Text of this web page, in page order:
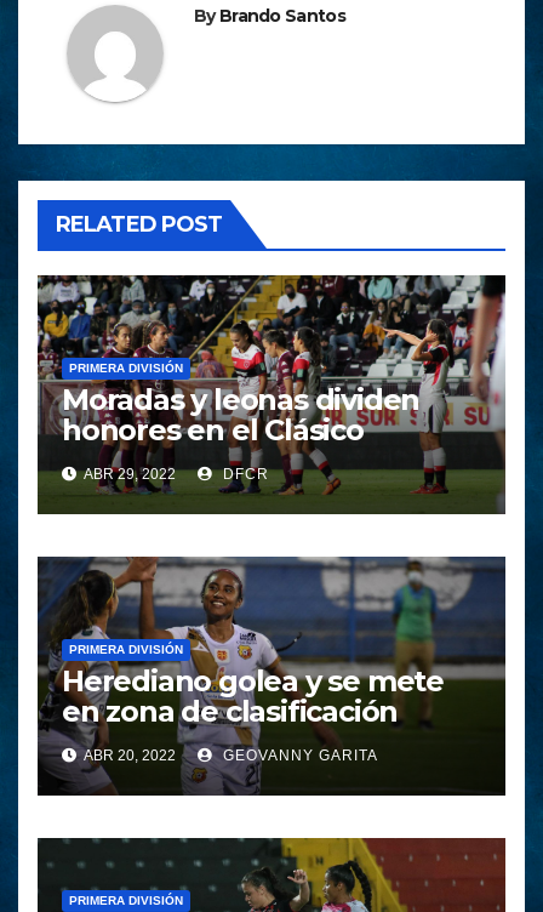
ByBrando Santos
RELATED POST
PRIMERA DIVISIÓN
Moradas y leonas dividen
honores en el Clásico
ABR 29, 2022 DFCR
PRIMERA DIVISIÓN
Herediano golea y se mete
en zona de clasificación
ABR 20, 2022 GEOVANNY GARITA
PRIMERA DIVISIÓN